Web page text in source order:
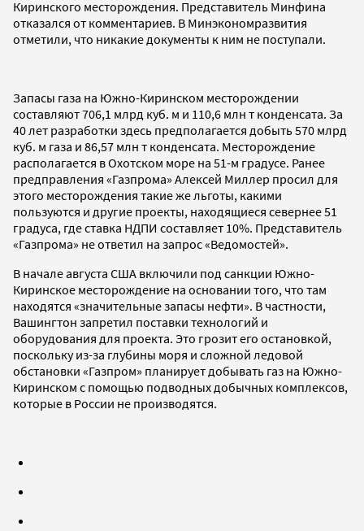
Киринского месторождения. Представитель Минфина
отказался от комментариев. В Минэкономразвития
отметили, что никакие документы к ним не поступали.
Запасы газа на Южно-Киринском месторождении
составляют 706,1 млрд куб. м и 110,6 млн т конденсата. За
40 лет разработки здесь предполагается добыть 570 млрд
куб. м газа и 86,57 млн т конденсата. Месторождение
располагается в Охотском море на 51-м градусе. Ранее
предправления «Газпрома» Алексей Миллер просил для
этого месторождения такие же льготы, какими
пользуются и другие проекты, находящиеся севернее 51
градуса, где ставка НДПИ составляет 10%. Представитель
«Газпрома» не ответил на запрос «Ведомостей».
В начале августа США включили под санкции Южно-
Киринское месторождение на основании того, что там
находятся «значительные запасы нефти». В частности,
Вашингтон запретил поставки технологий и
оборудования для проекта. Это грозит его остановкой,
поскольку из-за глубины моря и сложной ледовой
обстановки «Газпром» планирует добывать газ на Южно-
Киринском с помощью подводных добычных комплексов,
которые в России не производятся.